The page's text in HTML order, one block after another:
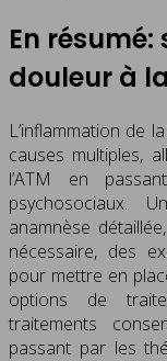
En
douleur à
L’inflammation de
causes multiples,
l’ATM en
psychosociaux.
anamnèse
nécessaire, des
pour mettre en
options de
traitements
passant par les